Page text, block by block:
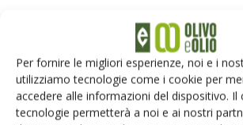
Per fornire le migliori esperienze, noi e i
utilizziamo tecnologie come i cookie per
accedere alle informazioni del dispositivo. Il
tecnologie permetterà a noi e ai nostri
Tecniche, prodotti e servizi dalle aziende